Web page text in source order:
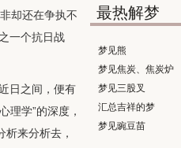
却还在争执不
一个抗日战
日之间，便有
理学”的深度，
析来分析去，
最热解梦
梦见熊
梦见焦炭、焦炭炉
梦见三股叉
汇总吉祥的梦
梦见豌豆苗